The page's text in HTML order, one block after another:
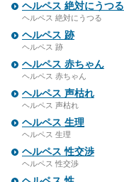
ヘルペス 絶対にうつる
ヘルペス 絶対にうつる
ヘルペス 跡
ヘルペス 跡
ヘルペス 赤ちゃん
ヘルペス 赤ちゃん
ヘルペス 声枯れ
ヘルペス 声枯れ
ヘルペス 生理
ヘルペス 生理
ヘルペス 性交渉
ヘルペス 性交渉